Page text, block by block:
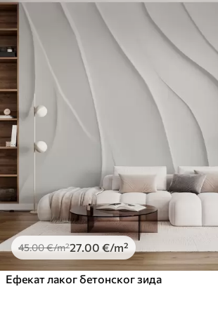
45.00€/m²27 .00 €/m²
Ефекат лаког бетонског зида